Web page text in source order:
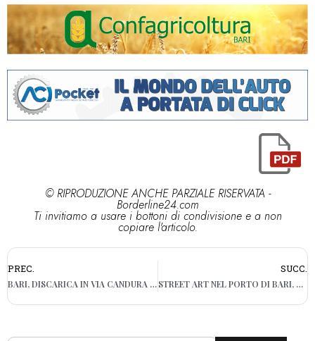
© RIPRODUZIONE ANCHE PARZIALE RISERVATA -
Borderline24.com
Ti invitiamo a usare i bottoni di condivisione e a non
copiare l'articolo.
PREC.
BARI, DISCARICA IN VIA CANDURA AL SAN PAOLO: “UNO SCEMPIO, ORA BASTA”
SUCC.
STREET ART NEL PORTO DI BARI, COSÌ 16 SILOS DIVENTANO OPERE D’ARTE